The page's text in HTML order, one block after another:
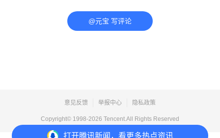
打开腾讯新闻，看更多热点资讯
@元宝 写评论
意见反馈 举报中心 隐私政策
Copyright© 1998-2026 Tencent.All Rights Reserved